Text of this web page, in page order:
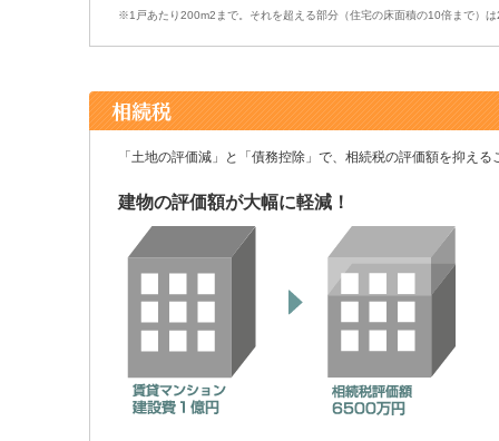
※1戸あたり200m2まで。それを超える部分（住宅の床面積の10倍まで）
「土地の評価減」と「債務控除」で、相続税の評価額を抑える
建物の評価額が大幅に軽減！